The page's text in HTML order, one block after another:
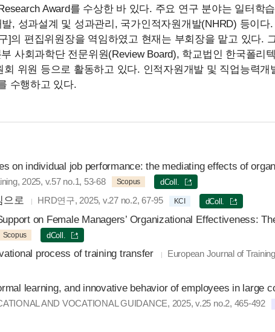
Award를 수상한 바 있다. 주요 연구 분야는 일터학습
, 성과설계 및 성과관리, 국가인적자원개발(NHRD) 등이다.
]의 편집위원장을 역임하였고 현재는 부회장을 맡고 있다.
사회과학단 전문위원(Review Board), 학교법인 한국폴리
위원 등으로 활동하고 있다. 인적자원개발 및 직업능력개
수행하고 있다.
on individual job performance: the mediating effects of
2025, v.57 no.1, 53-68 Scopus dColl.
으로 HRD연구, 2025, v.27 no.2, 67-95 KCI dColl.
on Female Managers’ Organizational Effectiveness:
Scopus dColl.
process of training transfer European Journal of
learning, and innovative behavior of employees in large
AND VOCATIONAL GUIDANCE, 2025, v.25 no.2, 465-492